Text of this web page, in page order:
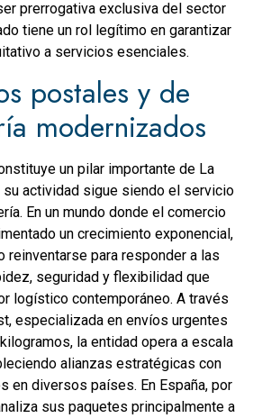
prerrogativa exclusiva del sector
tiene un rol legítimo en garantizar
a servicios esenciales.
postales y de
modernizados
un pilar importante de La
actividad sigue siendo el servicio
En un mundo donde el comercio
un crecimiento exponencial,
reinventarse para responder a las
seguridad y flexibilidad que
logístico contemporáneo. A través
especializada en envíos urgentes
la entidad opera a escala
alianzas estratégicas con
en diversos países. En España, por
sus paquetes principalmente a